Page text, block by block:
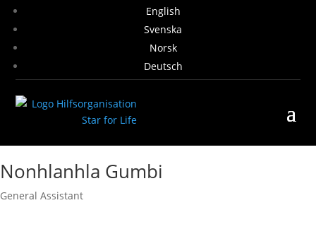
English
Svenska
Norsk
Deutsch
Nonhlanhla Gumbi
General Assistant